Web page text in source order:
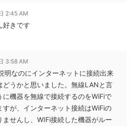
2:45 AM
好きです
3:58 AM
明なのにインターネットに接続出来
どうかと思いました。無線LANと言
に機器を無線で接続するのをWiFiで
すが、インターネット接続はWiFiの
ませんし、WIFi接続した機器がルー